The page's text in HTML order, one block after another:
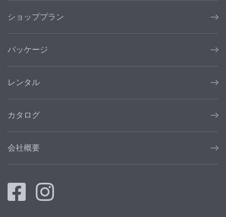
ショッププラン
パッケージ
レンタル
カタログ
会社概要